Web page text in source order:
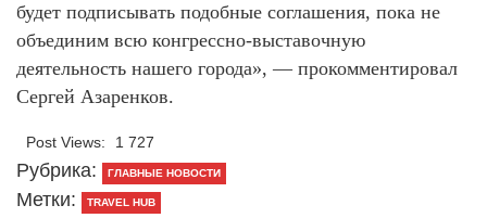
будет подписывать подобные соглашения, пока не
объединим всю конгрессно-выставочную
деятельность нашего города», — прокомментировал
Сергей Азаренков.
Post Views: 1 727
Рубрика: ГЛАВНЫЕ НОВОСТИ
Метки: TRAVEL HUB